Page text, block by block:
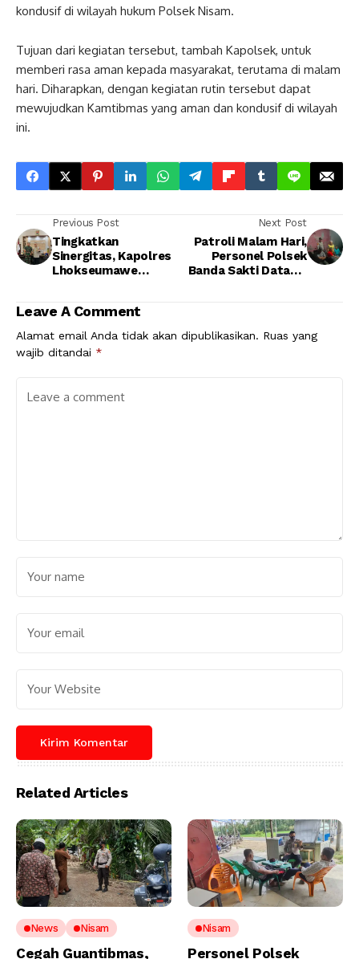
kondusif di wilayah hukum Polsek Nisam.
Tujuan dari kegiatan tersebut, tambah Kapolsek, untuk
memberi rasa aman kepada masyarakat, terutama di malam
hari. Diharapkan, dengan kegiatan rutin tersebut dapat
mewujudkan Kamtibmas yang aman dan kondusif di wilayah
ini.
Previous Post
Tingkatkan
Sinergitas, Kapolres
Lhokseumawe
Utara
Next Post
Patroli Malam Hari,
Personel Polsek
Banda Sakti Datangi
Leave A Comment
Alamat email Anda tidak akan dipublikasikan. Ruas yang
wajib ditandai *
Related Articles
News Nisam
Cegah Guantibmas,
Nisam
Personel Polsek